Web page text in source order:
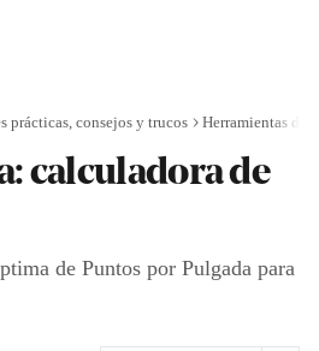
prácticas, consejos y trucos Herramientas de
calculadora de
de Puntos por Pulgada para